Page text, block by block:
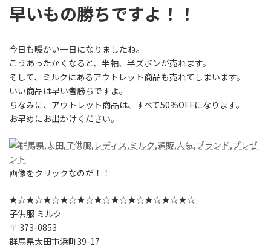
早いもの勝ちですよ！！
今日も暖かい一日になりましたね。
こうあったかくなると、半袖、半ズボンが売れます。
そして、ミルクにあるアウトレット商品も売れてしまいます。
いい商品は早い者勝ちですよ。
ちなみに、アウトレット商品は、すべて50％OFFになります。
お早めにお出かけください。
画像をクリックなのだ！！
★☆★☆★☆★☆★☆★☆★☆★☆★☆★☆★☆
子供服 ミルク
〒 373-0853
群馬県太田市浜町39-17